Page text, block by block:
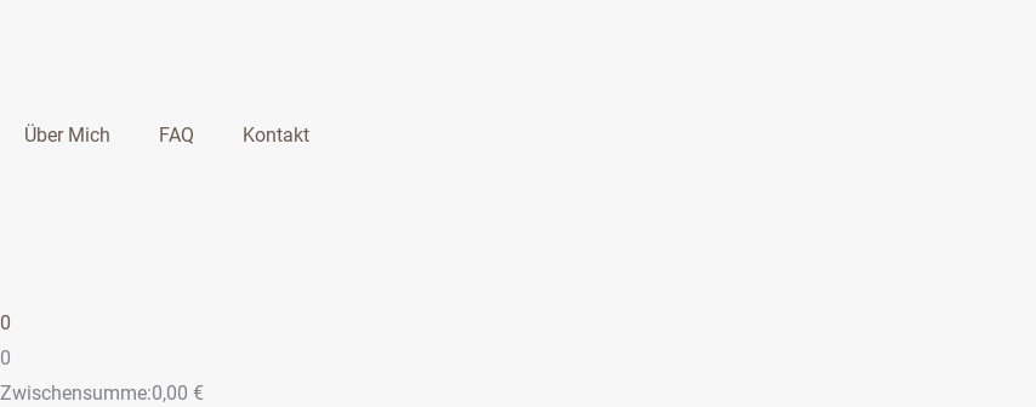
Über Mich FAQ Kontakt
0
0
Zwischensumme:0,00 €